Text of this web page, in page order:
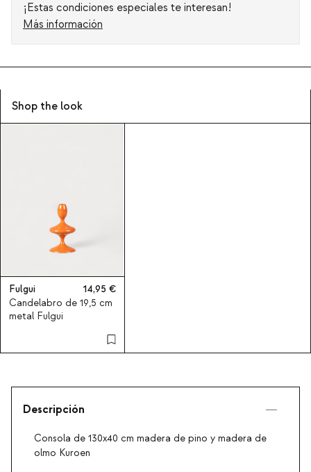
¡Estas condiciones especiales te interesan!
Más información
Shop the look
Fulgui
14,95
Candelabro de 19,5 cm
metal Fulgui
Descripción
Consola de 130x40 cm madera de pino y madera de
olmo Kuroen